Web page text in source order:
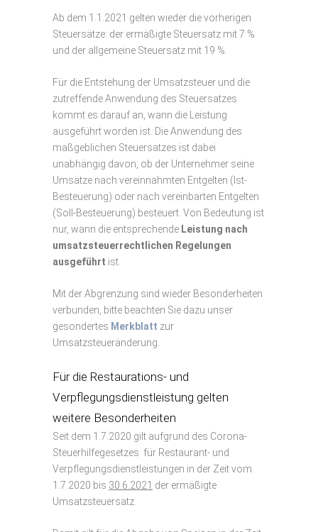
Ab dem 1.1.2021 gelten wieder die vorherigen
Steuersätze: der ermäßigte Steuersatz mit 7 %
und der allgemeine Steuersatz mit 19 %.
Für die Entstehung der Umsatzsteuer und die
zutreffende Anwendung des Steuersatzes
kommt es darauf an, wann die Leistung
ausgeführt worden ist. Die Anwendung des
maßgeblichen Steuersatzes ist dabei
unabhängig davon, ob der Unternehmer seine
Umsätze nach vereinnahmten Entgelten (Ist-
Besteuerung) oder nach vereinbarten Entgelten
(Soll-Besteuerung) besteuert. Von Bedeutung ist
nur, wann die entsprechende Leistung nach
umsatzsteuerrechtlichen Regelungen
ausgeführt ist.
Mit der Abgrenzung sind wieder Besonderheiten
verbunden, bitte beachten Sie dazu unser
gesondertes Merkblatt zur
Umsatzsteueränderung.
Für die Restaurations- und
Verpflegungsdienstleistung gelten
weitere Besonderheiten
Seit dem 1.7.2020 gilt aufgrund des Corona-
Steuerhilfegesetzes für Restaurant- und
Verpflegungsdienstleistungen in der Zeit vom
1.7.2020 bis 30.6.2021 der ermäßigte
Umsatzsteuersatz.